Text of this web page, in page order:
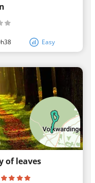
Easy
of leaves